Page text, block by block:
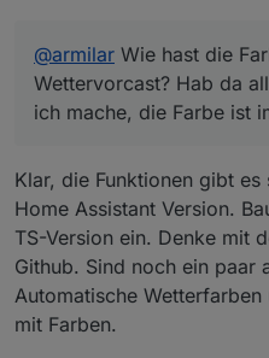
@armilar Wie hast die
Wettervorcast? Hab da
ich mache, die Farbe ist
Klar, die Funktionen gibt
Home Assistant Version.
TS-Version ein. Denke mit
Github. Sind noch ein paar
Automatische
mit Farben.